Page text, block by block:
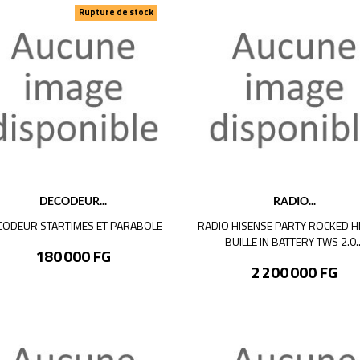
DECODEUR...
STARTIMES ET PARABOLE
Prix
180 000 FG
Rupture de stock
RADIO...
RADIO HISENSE PARTY ROCKED
BUILLE IN BATTERY TWS
Prix
2 200 000 FG